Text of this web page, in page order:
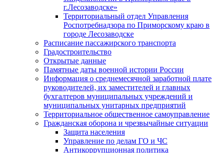
г.Лесозаводске»
Территориальный отдел Управления
Роспотребнадзора по Приморскому краю в
городе Лесозаводске
Расписание пассажирского транспорта
Градостроительство
Открытые данные
Памятные даты военной истории России
Информация о среднемесячной заработной плате
руководителей, их заместителей и главных
бухгалтеров муниципальных учреждений и
муниципальных унитарных предприятий
Территориальное общественное самоуправление
Гражданская оборона и чрезвычайные ситуации
Защита населения
Управление по делам ГО и ЧС
Антикоррупционная политика